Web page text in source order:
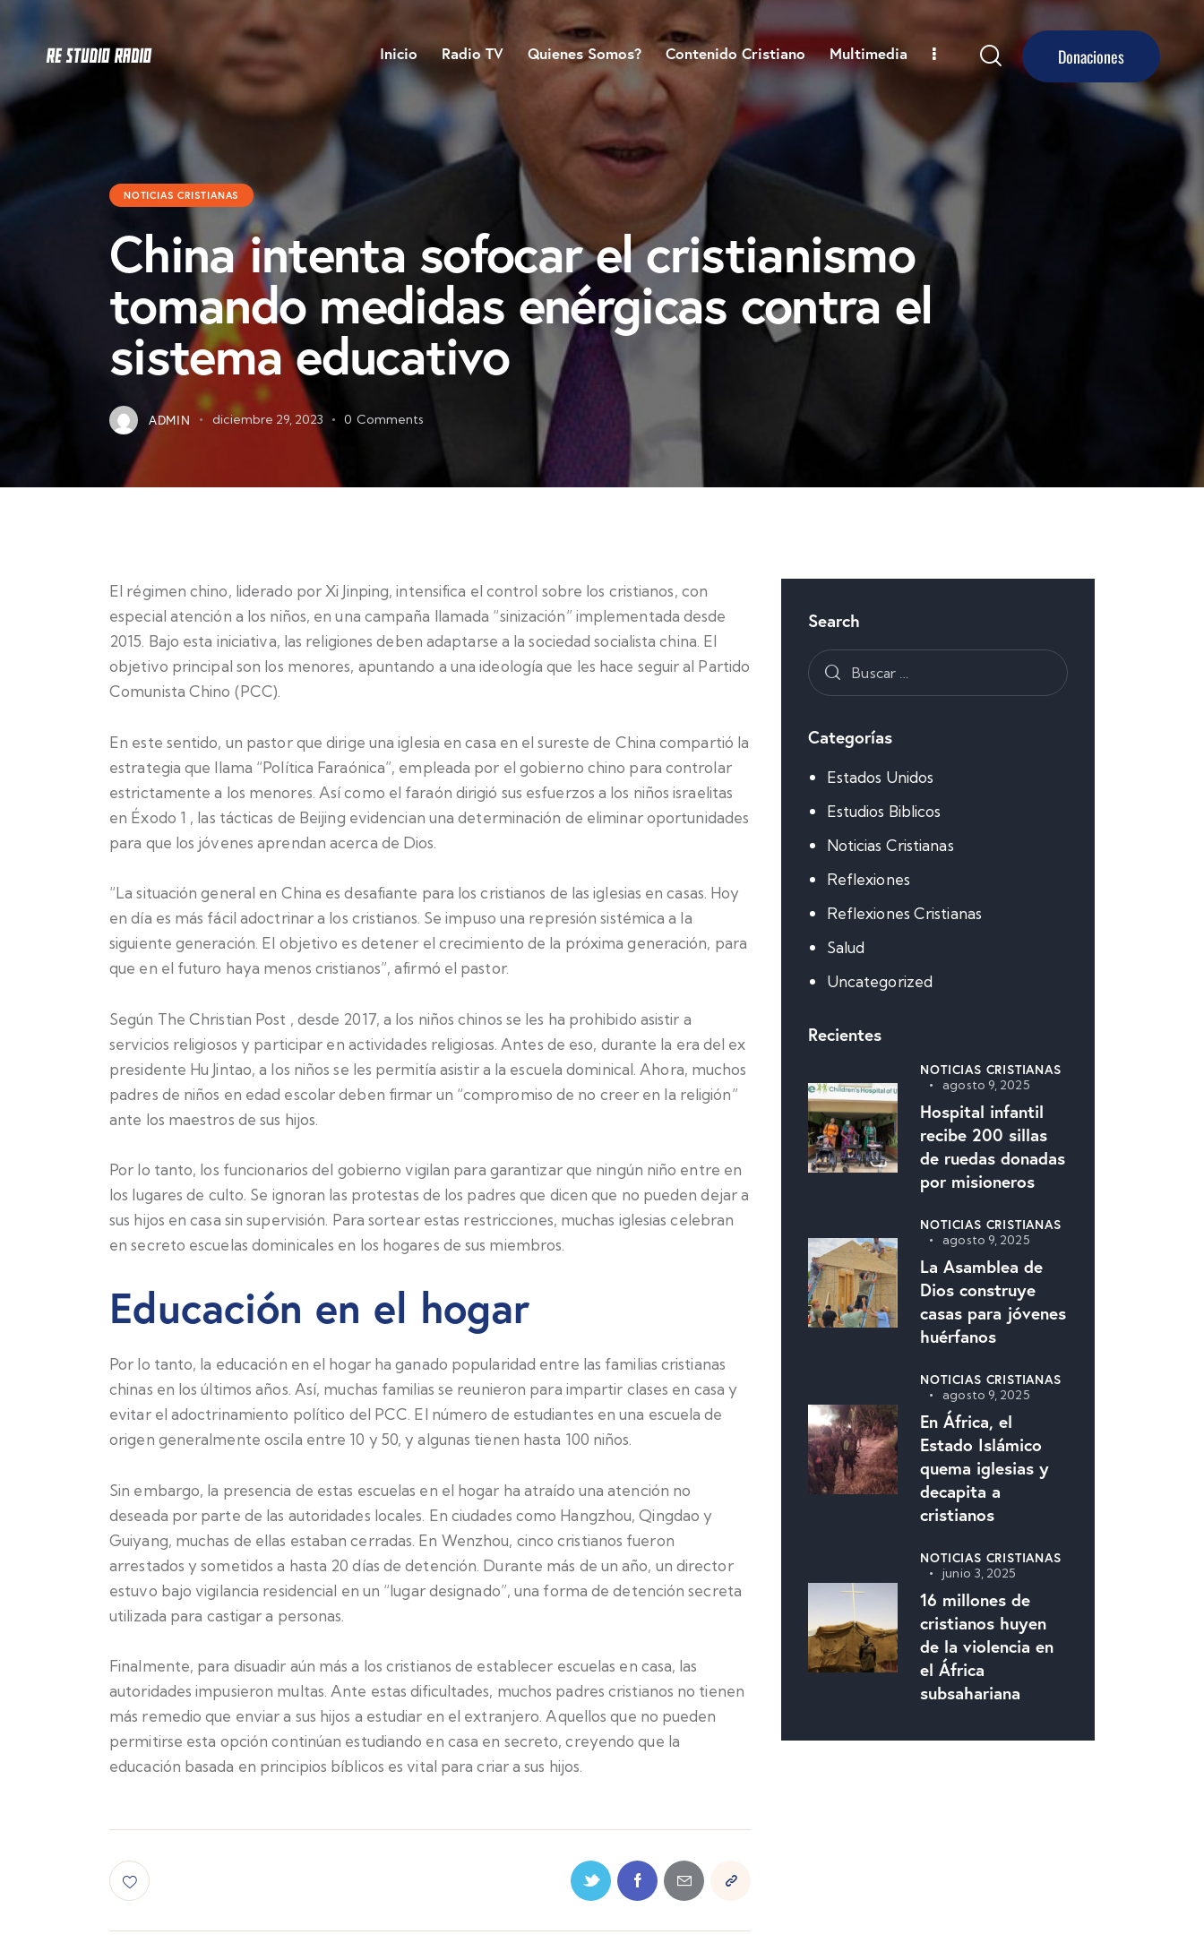
Inicio Radio TV Quienes Somos? Contenido Cristiano Multimedia Donaciones
NOTICIAS CRISTIANAS
China intenta sofocar el cristianismo
tomando medidas enérgicas contra el
sistema educativo
ADMIN diciembre 29, 2023 0 Comments
El régimen chino, liderado por Xi Jinping, intensifica el control sobre los cristianos, con
especial atención a los niños, en una campaña llamada “sinización” implementada desde
2015. Bajo esta iniciativa, las religiones deben adaptarse a la sociedad socialista china. El
objetivo principal son los menores, apuntando a una ideología que les hace seguir al Partido
Comunista Chino (PCC).
En este sentido, un pastor que dirige una iglesia en casa en el sureste de China compartió la
estrategia que llama “Política Faraónica”, empleada por el gobierno chino para controlar
estrictamente a los menores. Así como el faraón dirigió sus esfuerzos a los niños israelitas
en Éxodo 1 , las tácticas de Beijing evidencian una determinación de eliminar oportunidades
para que los jóvenes aprendan acerca de Dios.
“La situación general en China es desafiante para los cristianos de las iglesias en casas. Hoy
en día es más fácil adoctrinar a los cristianos. Se impuso una represión sistémica a la
siguiente generación. El objetivo es detener el crecimiento de la próxima generación, para
que en el futuro haya menos cristianos”, afirmó el pastor.
Según The Christian Post , desde 2017, a los niños chinos se les ha prohibido asistir a
servicios religiosos y participar en actividades religiosas. Antes de eso, durante la era del ex
presidente Hu Jintao, a los niños se les permitía asistir a la escuela dominical. Ahora, muchos
padres de niños en edad escolar deben firmar un “compromiso de no creer en la religión”
ante los maestros de sus hijos.
Por lo tanto, los funcionarios del gobierno vigilan para garantizar que ningún niño entre en
los lugares de culto. Se ignoran las protestas de los padres que dicen que no pueden dejar a
sus hijos en casa sin supervisión. Para sortear estas restricciones, muchas iglesias celebran
en secreto escuelas dominicales en los hogares de sus miembros.
Educación en el hogar
Por lo tanto, la educación en el hogar ha ganado popularidad entre las familias cristianas
chinas en los últimos años. Así, muchas familias se reunieron para impartir clases en casa y
evitar el adoctrinamiento político del PCC. El número de estudiantes en una escuela de
origen generalmente oscila entre 10 y 50, y algunas tienen hasta 100 niños.
Sin embargo, la presencia de estas escuelas en el hogar ha atraído una atención no
deseada por parte de las autoridades locales. En ciudades como Hangzhou, Qingdao y
Guiyang, muchas de ellas estaban cerradas. En Wenzhou, cinco cristianos fueron
arrestados y sometidos a hasta 20 días de detención. Durante más de un año, un director
estuvo bajo vigilancia residencial en un “lugar designado”, una forma de detención secreta
utilizada para castigar a personas.
Finalmente, para disuadir aún más a los cristianos de establecer escuelas en casa, las
autoridades impusieron multas. Ante estas dificultades, muchos padres cristianos no tienen
más remedio que enviar a sus hijos a estudiar en el extranjero. Aquellos que no pueden
permitirse esta opción continúan estudiando en casa en secreto, creyendo que la
educación basada en principios bíblicos es vital para criar a sus hijos.
Search
Categorías
Estados Unidos
Estudios Biblicos
Noticias Cristianas
Reflexiones
Reflexiones Cristianas
Salud
Uncategorized
Recientes
NOTICIAS CRISTIANAS
agosto 9, 2025
Hospital infantil
recibe 200 sillas
de ruedas donadas
por misioneros
NOTICIAS CRISTIANAS
agosto 9, 2025
La Asamblea de
Dios construye
casas para jóvenes
huérfanos
NOTICIAS CRISTIANAS
agosto 9, 2025
En África, el
Estado Islámico
quema iglesias y
decapita a
cristianos
NOTICIAS CRISTIANAS
junio 3, 2025
16 millones de
cristianos huyen
de la violencia en
el África
subsahariana